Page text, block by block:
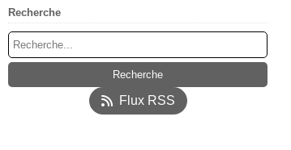
Recherche
Flux RSS